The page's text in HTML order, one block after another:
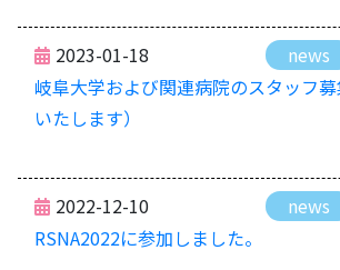
2023-01-18
news
岐阜大学および関連病院のスタッフ
いたします）
2022-12-10
news
RSNA2022に参加しました。